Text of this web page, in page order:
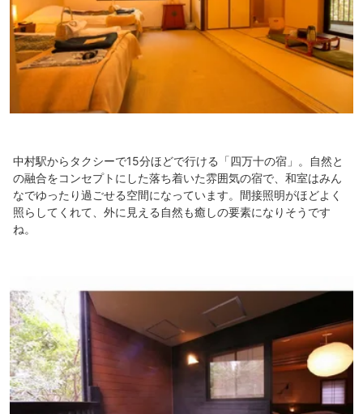
中村駅からタクシーで15分ほどで行ける「四万十の宿」。自然と
の融合をコンセプトにした落ち着いた雰囲気の宿で、和室はみん
なでゆったり過ごせる空間になっています。間接照明がほどよく
照らしてくれて、外に見える自然も癒しの要素になりそうです
ね。